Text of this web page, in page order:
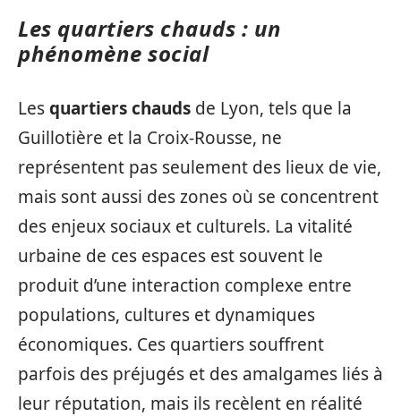
Les quartiers chauds : un
phénomène social
Lesquartiers chauds de Lyon, tels que la
Guillotière et la Croix-Rousse, ne
représentent pas seulement des lieux de vie,
mais sont aussi des zones où se concentrent
des enjeux sociaux et culturels. La vitalité
urbaine de ces espaces est souvent le
produit d’une interaction complexe entre
populations, cultures et dynamiques
économiques. Ces quartiers souffrent
parfois des préjugés et des amalgames liés à
leur réputation, mais ils recèlent en réalité